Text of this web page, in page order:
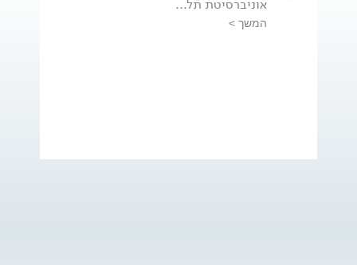
אוניברסיטת תל...
המשך >